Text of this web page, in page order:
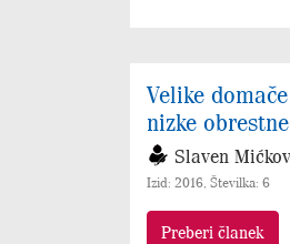
Velike
nizke
Slaven
Izid: 2016, Številka: 6
Preberi članek